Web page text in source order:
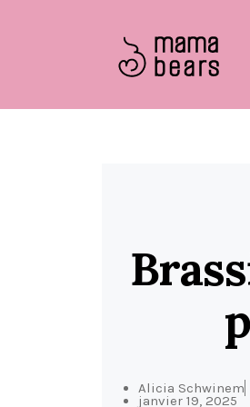
Alicia Schwinem
janvier 19, 2025